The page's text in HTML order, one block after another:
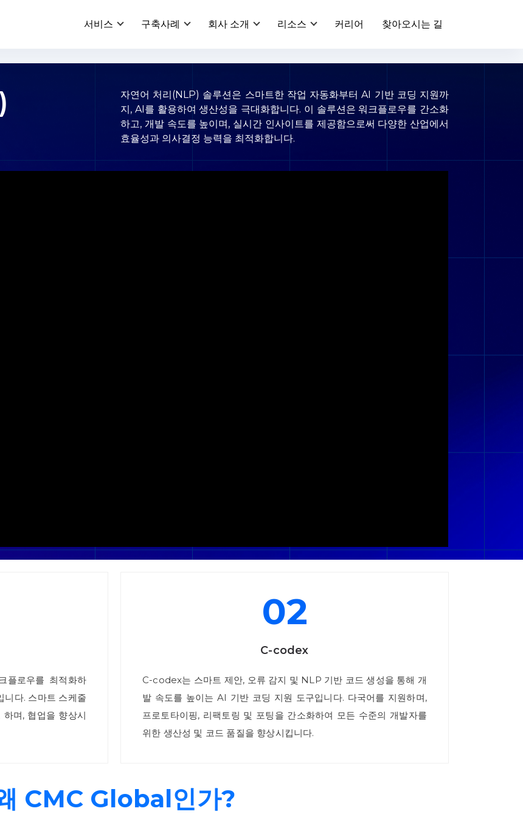
서비스
구축사례 회사 소개 리소스 커리어 찾아오시는 길
자연어 처리(NLP) 솔루션은 스마트한 작업 자동화부터 AI 기반 코딩 지원까
지, AI를 활용하여 생산성을 극대화합니다. 이 솔루션은 워크플로우를 간소화
하고, 개발 속도를 높이며, 실시간 인사이트를 제공함으로써 다양한 산업에서
효율성과 의사결정 능력을 최적화합니다.
플로우를 최적화하
니다. 스마트 스케줄
며, 협업을 향상시
02
C-codex
C-codex는 스마트 제안, 오류 감지 및 NLP 기반 코드 생성을 통해 개
발 속도를 높이는 AI 기반 코딩 지원 도구입니다. 다국어를 지원하며,
프로토타이핑, 리팩토링 및 포팅을 간소화하여 모든 수준의 개발자를
위한 생산성 및 코드 품질을 향상시킵니다.
CMC Global인가?